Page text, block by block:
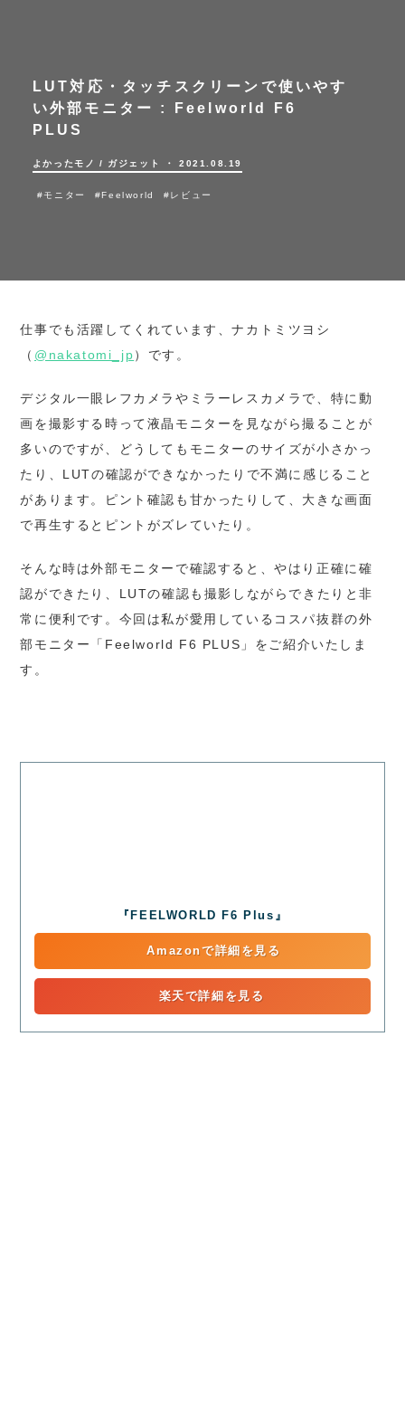
LUT対応・タッチスクリーンで使いやす
い外部モニター :
Feelworld F6
PLUS
よかったモノ / ガジェット ・ 2021.08.19
#モニター #Feelworld #レビュー
仕事でも活躍してくれています、ナカトミツヨシ
（ @nakatomi_jp）です。
デジタル一眼レフカメラやミラーレスカメラで、特に動
画を撮影する時って液晶モニターを見ながら撮ることが
多いのですが、どうしてもモニターのサイズが小さかっ
たり、LUTの確認ができなかったりで不満に感じること
があります。ピント確認も甘かったりして、大きな画面
で再生するとピントがズレていたり。
そんな時は外部モニターで確認すると、やはり正確に確
認ができたり、LUTの確認も撮影しながらできたりと非
常に便利です。今回は私が愛用しているコスパ抜群の外
部モニター「Feelworld F6 PLUS」をご紹介いたしま
す。
『FEELWORLD F6 Plus』
Amazonで詳細を見る
楽天で詳細を見る